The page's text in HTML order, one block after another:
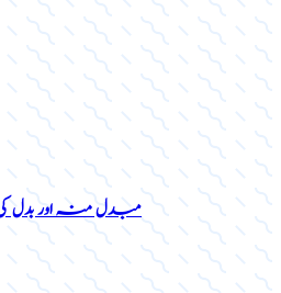
مبدل منہ اور بدل کی